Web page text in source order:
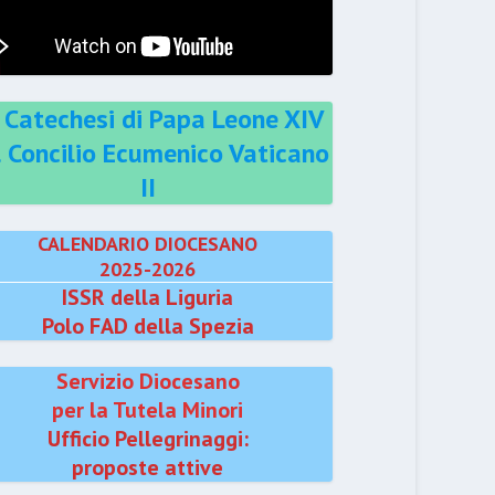
Catechesi di Papa Leone XIV
Ecumenico Vaticano
II
CALENDARIO DIOCESANO
2025-2026
ISSR della Liguria
Polo FAD della Spezia
Servizio Diocesano
per la Tutela Minori
Ufficio Pellegrinaggi:
proposte attive